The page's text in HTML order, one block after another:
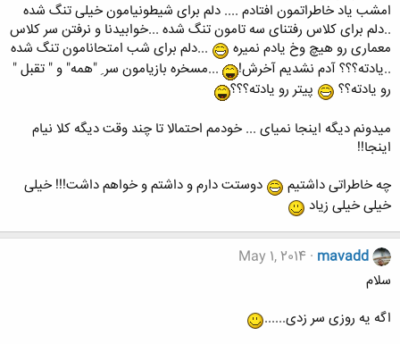
امشب یاد خاطراتمون افتادم .... دلم برای شیطونیامون خیلی تنگ شده
..دلم برای کلاس رفتنای سه تامون تنگ شده ...خوابیدنا و نرفتن سر کلاس
معماری رو هیچ وخ یادم نمیره
...دلم برای شب امتحانامون تنگ شده
..یادته؟؟؟ آدم نشدیم آخرش!
...مسخره بازیامون سر ِ "همه" و " تقبل "
رو یادته؟؟
پیتر رو یادته؟؟؟
میدونم دیگه اینجا نمیای ... خودمم احتمالا تا چند وقت دیگه کلا نیام
اینجا!!
چه خاطراتی داشتیم
دوستت دارم و داشتم و خواهم داشت!!! خیلی
خیلی خیلی زیاد
mavadd
May 1, 2014
سلام
اگه یه روزی سر زدی......